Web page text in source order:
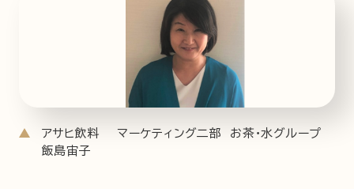
アサヒ飲料 マーケティング二部 お茶・水グループ
飯島宙子